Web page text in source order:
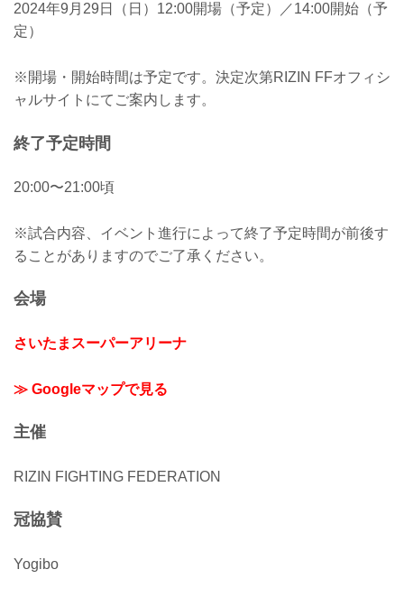
2024年9月29日（日）12:00開場（予定）／14:00開始（予
定）
※開場・開始時間は予定です。決定次第RIZIN FFオフィシ
ャルサイトにてご案内します。
終了予定時間
20:00〜21:00頃
※試合内容、イベント進行によって終了予定時間が前後す
ることがありますのでご了承ください。
会場
さいたまスーパーアリーナ
≫ Googleマップで見る
主催
RIZIN FIGHTING FEDERATION
冠協賛
Yogibo